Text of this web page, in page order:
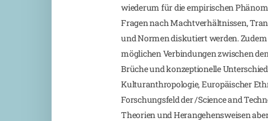
wiederum für die empirischen
Fragen nach Machtverhältnissen,
und Normen diskutiert werden.
möglichen Verbindungen zwischen
Brüche und konzeptionelle
Kulturanthropologie, Europäischer
Forschungsfeld der /Science and
Theorien und Herangehensweisen